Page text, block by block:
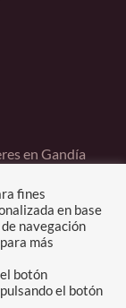
en Gandía
fines
en base
navegación
para más
botón
el botón